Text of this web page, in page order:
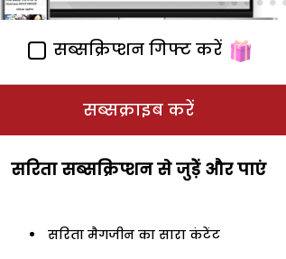
सब्सक्रिप्शन गिफ्ट करें
सब्सक्राइब करें
सरिता सब्सक्रिप्शन से जुड़ेें और पाएं
सरिता मैगजीन का सारा कंटेंट